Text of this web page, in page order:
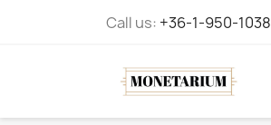
Call us: +36-1-950-1038